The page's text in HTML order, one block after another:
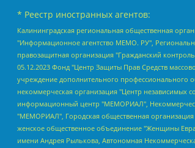
* Реестр иностранных агентов:
Калининградская региональная общественная организация "Экозащита!-Женсовет", Фонд содействия защите прав и свобод граждан "Общественный вердикт", Фонд "Институт Развития Свободы Информации", Частное учреждение "Информационное агентство МЕМО. РУ", Региональная общественная организация "Общественная комиссия по сохранению наследия академика Сахарова", Фонд поддержки свободы прессы, Санкт-Петербургская общественная правозащитная организация "Гражданский контроль", Межрегиональная общественная организация "Информационно-просветительский центр "Мемориал", Региональный Фонд "Центр Защиты Прав Средств Массовой Информации", с 05.12.2023 Фонд "Центр Защиты Прав Средств массовой информации", Региональная общественная благотворительная организация помощи беженцам и мигрантам "Гражданское содействие", Негосударственное образовательное учреждение дополнительного профессионального образования (повышение квалификации) специалистов "АКАДЕМИЯ ПО ПРАВАМ ЧЕЛОВЕКА", Свердловская региональная общественная организация "Сутяжник", Автономная некоммерческая организация "Центр независимых социологических исследований", Союз общественных объединений "Российский исследовательский центр по правам человека", Региональное общественное учреждение научно-информационный центр "МЕМОРИАЛ", Некоммерческая организация "Фонд защиты гласности", Автономная некоммерческая организация "Институт прав человека", Городская общественная организация "Екатеринбургское общество "МЕМОРИАЛ", Городская общественная организация "Рязанское историко-просветительское и правозащитное общество "Мемориал" (Рязанский Мемориал), Челябинский региональный орган общественной самодеятельности – женское общественное объединение "Женщины Евразии", Челябинский региональный орган общественной самодеятельности "Уральская правозащитная группа", Фонд содействия защите здоровья и социальной справедливости имени Андрея Рылькова, Автономная Некоммерческая Организация "Аналитический Центр Юрия Левады", Автономная некоммерческая организация социальной поддержки населения "Проект Апрель", Региональная общественная организация помощи женщинам и детям, находящимся в кризисной ситуации "Информационно-методический центр "Анна", Фонд содействия развитию массовых